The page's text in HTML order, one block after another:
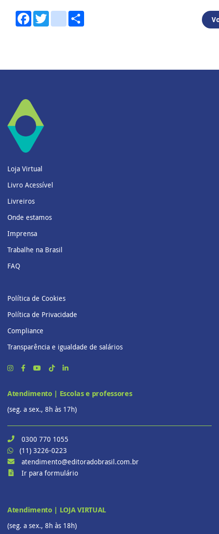
FacebookTwitteryoutube
Loja Virtual
Livro Acessível
Livreiros
Onde estamos
Imprensa
Trabalhe na Brasil
FAQ
Política de Cookies
Política de Privacidade
Compliance
Transparência e igualdade de salários
Atendimento | Escolas e professores
(seg. a sex., 8h às 17h)
0300 770 1055
(11) 3226-0223
atendimento@editoradobrasil.com.br
Ir para formulário
Atendimento | LOJA VIRTUAL
(seg. a sex., 8h às 18h)